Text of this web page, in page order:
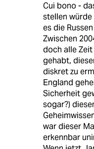
Cui bono -
stellen würde
es die
Zwischen
doch alle
gehabt,
diskret zu
England
Sicherheit
sogar?)
war dieser
erkennbar